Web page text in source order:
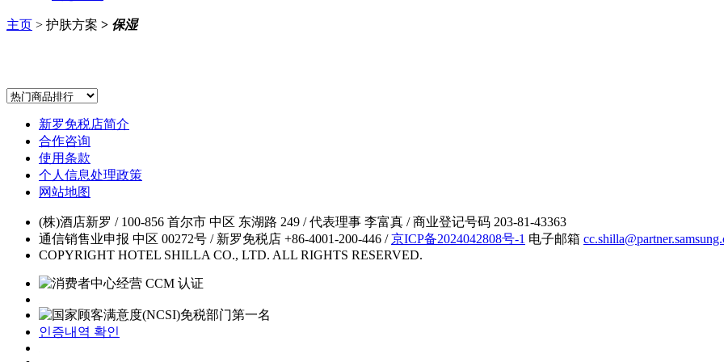
主页 > 护肤方案 > 保湿
新罗免税店简介
合作咨询
使用条款
个人信息处理政策
网站地图
(株)酒店新罗 / 100-856 首尔市 中区 东湖路 249 / 代表理事 李富真 / 商业登记号码 203-81-43363
通信销售业申报 中区 00272号 / 新罗免税店 +86-4001-200-446 /京ICP备2024042808号-1 电子邮箱
COPYRIGHT HOTEL SHILLA CO., LTD. ALL RIGHTS RESERVED.
인증내역 확인